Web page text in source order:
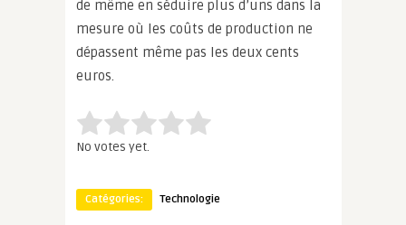
de même en séduire plus d’uns dans la
mesure où les coûts de production ne
dépassent même pas les deux cents
euros.
Rate this item: Submit Rating
No votes yet.
Catégories: Technologie